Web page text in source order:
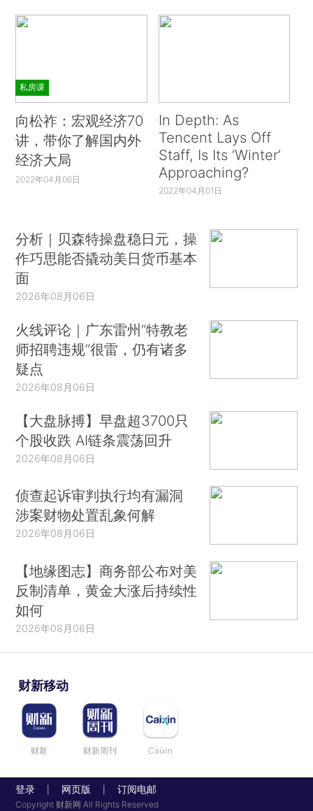
私房课
向松祚：宏观经济70
讲，带你了解国内外
经济大局
2022年04月06日
In Depth: As
Tencent Lays Off
Staff, Is Its ‘Winter’
Approaching?
2022年04月01日
分析｜贝森特操盘稳日元，操
作巧思能否撬动美日货币基本
面
2026年08月06日
火线评论｜广东雷州“特教老
师招聘违规”很雷，仍有诸多
疑点
2026年08月06日
【大盘脉搏】早盘超3700只
个股收跌 AI链条震荡回升
2026年08月06日
侦查起诉审判执行均有漏洞
涉案财物处置乱象何解
2026年08月06日
【地缘图志】商务部公布对美
反制清单，黄金大涨后持续性
如何
2026年08月06日
财新移动
财新 财新周刊 Caixin
登录 网页版 订阅电邮
Copyright 财新网 All Rights Reserved